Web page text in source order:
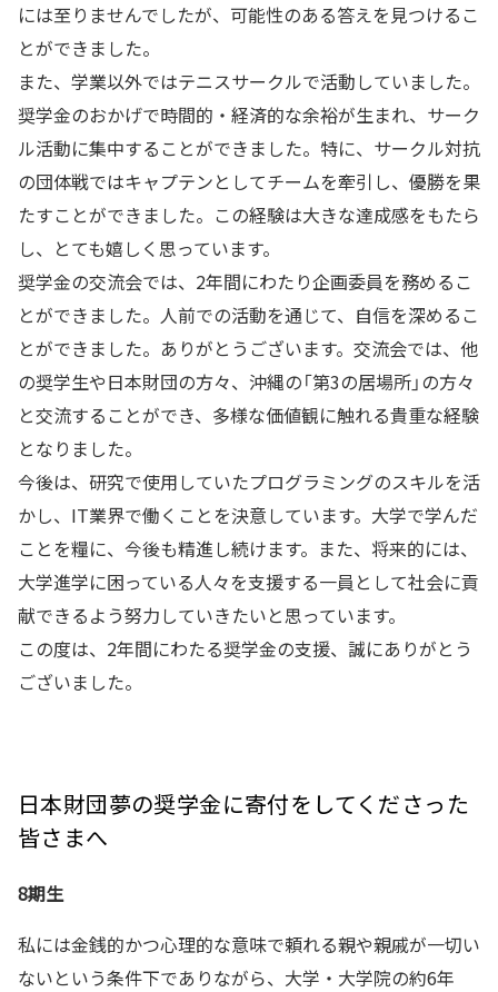
には至りませんでしたが、可能性のある答えを見つけるこ
とができました。
また、学業以外ではテニスサークルで活動していました。
奨学金のおかげで時間的・経済的な余裕が生まれ、サーク
ル活動に集中することができました。特に、サークル対抗
の団体戦ではキャプテンとしてチームを牽引し、優勝を果
たすことができました。この経験は大きな達成感をもたら
し、とても嬉しく思っています。
奨学金の交流会では、2年間にわたり企画委員を務めるこ
とができました。人前での活動を通じて、自信を深めるこ
とができました。ありがとうございます。交流会では、他
の奨学生や日本財団の方々、沖縄の「第3の居場所」の方々
と交流することができ、多様な価値観に触れる貴重な経験
となりました。
今後は、研究で使用していたプログラミングのスキルを活
かし、IT業界で働くことを決意しています。大学で学んだ
ことを糧に、今後も精進し続けます。また、将来的には、
大学進学に困っている人々を支援する一員として社会に貢
献できるよう努力していきたいと思っています。
この度は、2年間にわたる奨学金の支援、誠にありがとう
ございました。
日本財団夢の奨学金に寄付をしてくださった
皆さまへ
8期生
私には金銭的かつ心理的な意味で頼れる親や親戚が一切い
ないという条件下でありながら、大学・大学院の約6年